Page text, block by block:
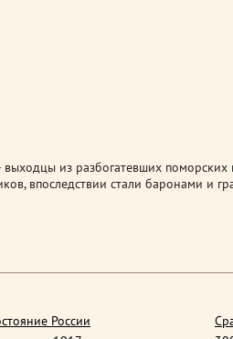
из разбогатевших поморских
впоследствии стали баронами и
России